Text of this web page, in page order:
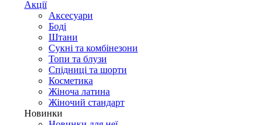
Акції
Аксесуари
Боді
Штани
Сукні та комбінезони
Топи та блузи
Спідниці та шорти
Косметика
Жіноча латина
Жіночий стандарт
Новинки